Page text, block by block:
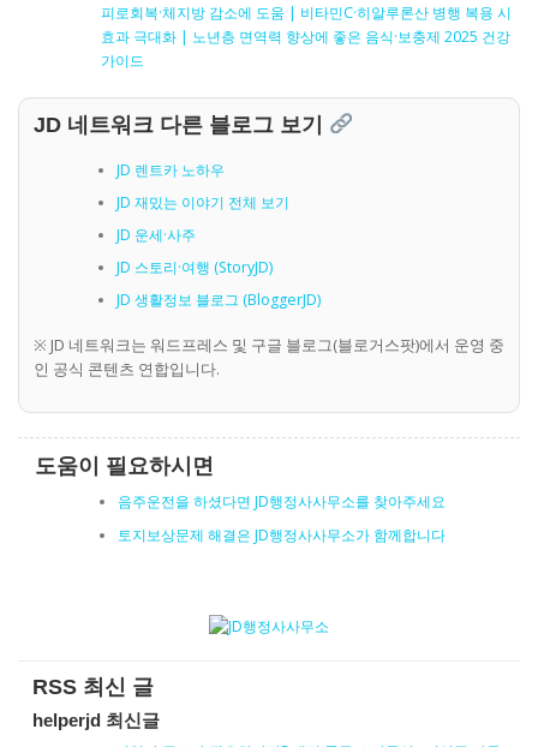
피로회복·체지방 감소에 도움 | 비타민C·히알루론산 병행 복용 시
효과 극대화 | 노년층 면역력 향상에 좋은 음식·보충제 2025 건강
가이드
JD 네트워크 다른 블로그 보기
JD 렌트카 노하우
JD 재밌는 이야기 전체 보기
JD 운세·사주
JD 스토리·여행 (StoryJD)
JD 생활정보 블로그 (BloggerJD)
※ JD 네트워크는 워드프레스 및 구글 블로그(블로거스팟)에서 운영 중
인 공식 콘텐츠 연합입니다.
도움이 필요하시면
음주운전을 하셨다면 JD행정사사무소를 찾아주세요
토지보상문제 해결은 JD행정사사무소가 함께합니다
RSS 최신 글
helperjd 최신글